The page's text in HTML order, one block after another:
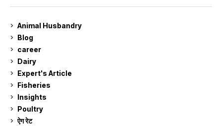
Animal Husbandry
Blog
career
Dairy
Expert's Article
Fisheries
Insights
Poultry
ऐग रेट